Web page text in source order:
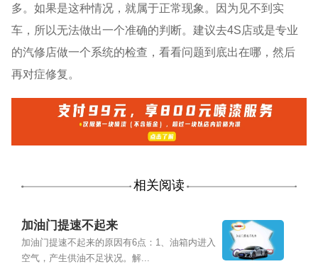
多。如果是这种情况，就属于正常现象。因为见不到实
车，所以无法做出一个准确的判断。建议去4S店或是专业
的汽修店做一个系统的检查，看看问题到底出在哪，然后
再对症修复。
相关阅读
加油门提速不起来
加油门提速不起来的原因有6点：1、油箱内进入
空气，产生供油不足状况。解...